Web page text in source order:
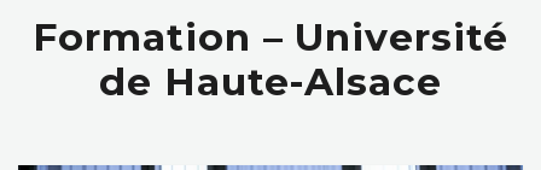
Formation – Université
de Haute-Alsace